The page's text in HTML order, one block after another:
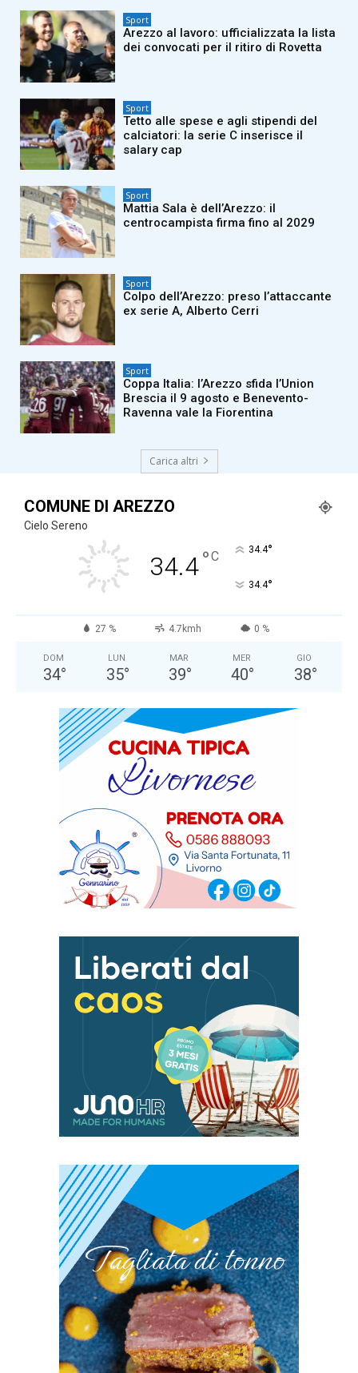
Sport
Arezzo al lavoro: ufficializzata la lista
dei convocati per il ritiro di Rovetta
Sport
Tetto alle spese e agli stipendi del
calciatori: la serie C inserisce il
salary cap
Sport
Mattia Sala è dell’Arezzo: il
centrocampista firma fino al 2029
Sport
Colpo dell’Arezzo: preso l’attaccante
ex serie A, Alberto Cerri
Sport
Coppa Italia: l’Arezzo sfida l’Union
Brescia il 9 agosto e Benevento-
Ravenna vale la Fiorentina
Carica altri
COMUNE DI AREZZO
Cielo Sereno
34.4°C 34.4°
34.4°
27 % 4.7kmh 0 %
DOM
34°
LUN
35°
MAR
39°
MER
40°
GIO
38°